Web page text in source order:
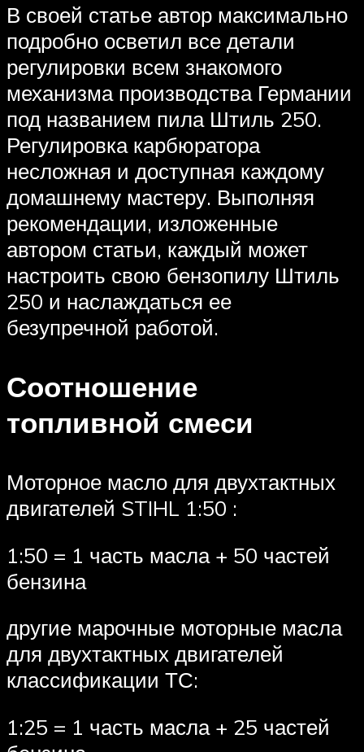
В своей статье автор максимально
подробно осветил все детали
регулировки всем знакомого
механизма производства Германии
под названием пила Штиль 250.
Регулировка карбюратора
несложная и доступная каждому
домашнему мастеру. Выполняя
рекомендации, изложенные
автором статьи, каждый может
настроить свою бензопилу Штиль
250 и наслаждаться ее
безупречной работой.
Соотношение
топливной смеси
Моторное масло для двухтактных
двигателей STIHL 1:50 :
1:50 = 1 часть масла + 50 частей
бензина
другие марочные моторные масла
для двухтактных двигателей
классификации ТС:
1:25 = 1 часть масла + 25 частей